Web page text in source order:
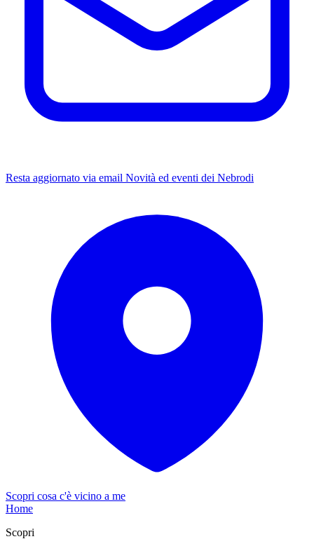
Resta aggiornato via email Novità ed eventi dei Nebrodi
Scopri cosa c'è vicino a me
Home
Scopri